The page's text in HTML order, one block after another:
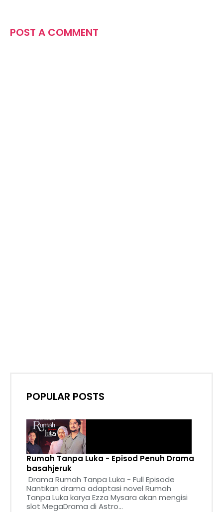
POST A COMMENT
POPULAR POSTS
Rumah Tanpa Luka - Episod Penuh Drama
basahjeruk
Drama Rumah Tanpa Luka - Full Episode
Nantikan drama adaptasi novel Rumah
Tanpa Luka karya Ezza Mysara akan mengisi
slot MegaDrama di Astro...